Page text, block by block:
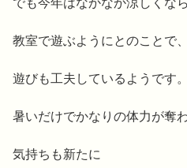
でも今年はなかなか涼しくな
教室で遊ぶようにとのことで
遊びも工夫しているようです。
暑いだけでかなりの体力が奪
気持ちも新たに